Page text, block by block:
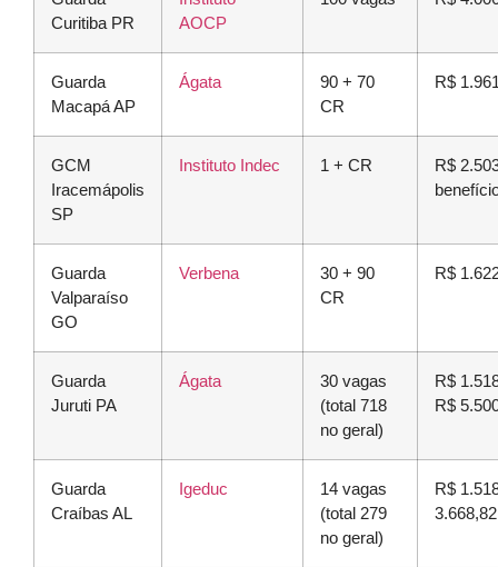
Curitiba PR
AOCP
Guarda
Macapá AP
Ágata
90 + 70
CR
R$
GCM
Iracemápolis
SP
Instituto Indec 1 + CR
R$
Guarda
Valparaíso
GO
Verbena
30 + 90
CR
R$
Guarda
Juruti PA
Ágata
30 vagas
(total 718
no geral)
R$
R$
Guarda
Craíbas AL
Igeduc
14 vagas
(total 279
no geral)
R$
3.668,82